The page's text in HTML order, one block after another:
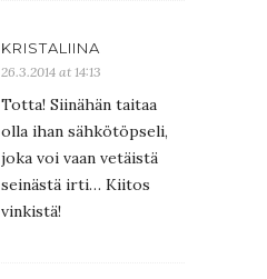
KRISTALIINA
26.3.2014 at 14:13
Totta! Siinähän taitaa
olla ihan sähkötöpseli,
joka voi vaan vetäistä
seinästä irti… Kiitos
vinkistä!